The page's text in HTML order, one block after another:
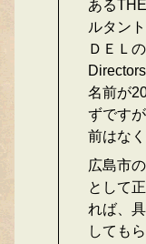
ある
ルタン
ＤＥＬ
名前が
ずです
前はな
広島市
として
れば、
しても